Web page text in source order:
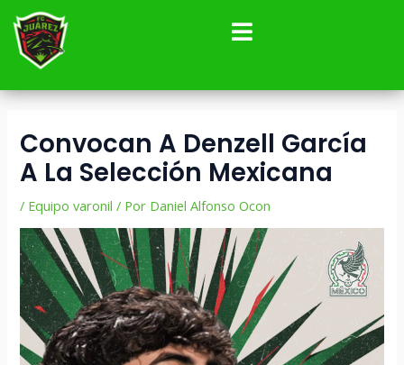
contenido
Convocan A Denzell García
A La Selección Mexicana
/ Equipo varonil / Por Daniel Alfonso Ocon
Navegación
de
entradas